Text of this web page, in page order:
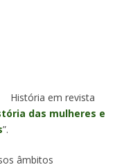
História em revista
das mulheres e
”.
âmbitos